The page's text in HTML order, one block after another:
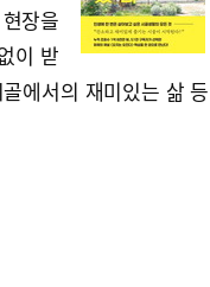
장을
이 받
에서의 재미있는 삶 등